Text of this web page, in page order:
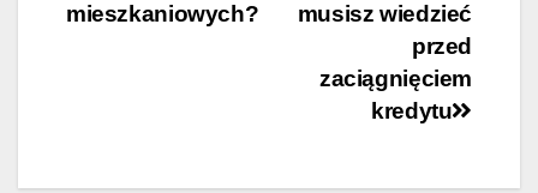
musisz wiedzieć
przed
zaciągnięciem
kredytu
mieszkaniowych?